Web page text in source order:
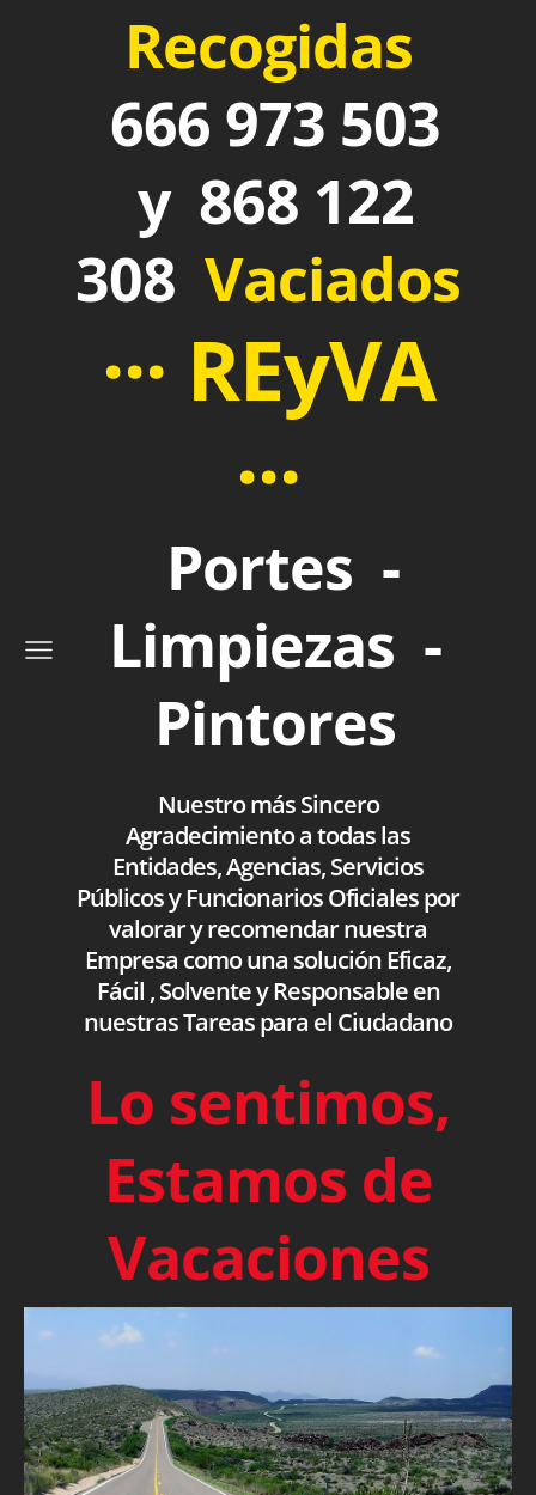
Recogidas
666 973 503
y 868 122
308 Vaciados
··· REyVA
···
Portes -
Limpiezas -
Pintores
Nuestro más Sincero
Agradecimiento a todas las
Entidades, Agencias, Servicios
Públicos y Funcionarios Oficiales por
valorar y recomendar nuestra
Empresa como una solución Eficaz,
Fácil , Solvente y Responsable en
nuestras Tareas para el Ciudadano
Lo sentimos,
Estamos de
Vacaciones